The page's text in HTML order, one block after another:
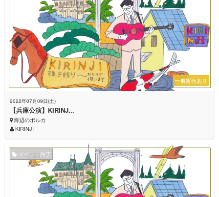
一般販売あり
2022年07月09日(土)
【兵庫公演】KIRINJ...
海辺のポルカ
KIRINJI
イベント終了